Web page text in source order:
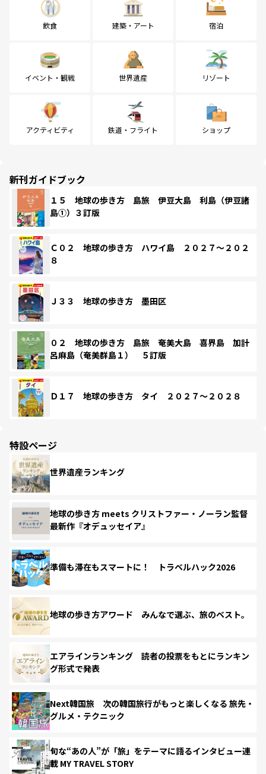
飲食 建築・アート 宿泊
イベント・観戦 世界遺産 リゾート
アクティビティ 鉄道・フライト ショップ
新刊ガイドブック
１５ 地球の歩き方 島旅 伊豆大島 利島（伊豆諸
島①）３訂版
Ｃ０２ 地球の歩き方 ハワイ島 ２０２７～２０２
８
Ｊ３３ 地球の歩き方 墨田区
０２ 地球の歩き方 島旅 奄美大島 喜界島 加計
呂麻島（奄美群島１） ５訂版
Ｄ１７ 地球の歩き方 タイ ２０２７～２０２８
特設ページ
世界遺産ランキング
地球の歩き方 meets クリストファー・ノーラン監督
最新作『オデュッセイア』
準備も滞在もスマートに！ トラベルハック2026
地球の歩き方アワード みんなで選ぶ、旅のベスト。
エアラインランキング 読者の投票をもとにランキン
グ形式で発表
Next韓国旅 次の韓国旅行がもっと楽しくなる 旅先・
グルメ・テクニック
旬な“あの人”が「旅」をテーマに語るインタビュー連
載 MY TRAVEL STORY